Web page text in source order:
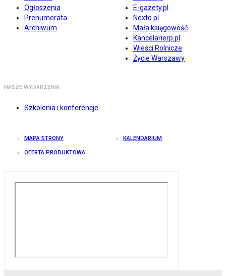
Ogłoszenia
Prenumerata
Archiwum
E-gazety.pl
Nexto.pl
Mała księgowość
Kancelarierp.pl
Wieści Rolnicze
Życie Warszawy
NASZE WYDARZENIA
Szkolenia i konferencje
MAPA STRONY KALENDARIUM
OFERTA PRODUKTOWA